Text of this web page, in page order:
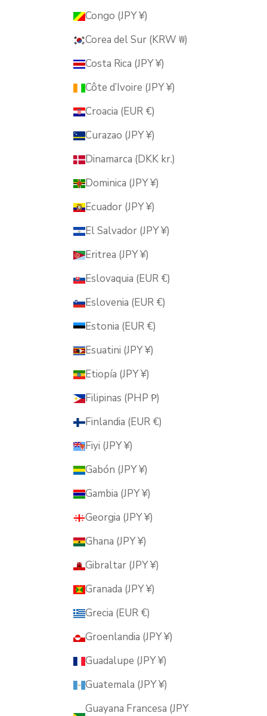
Congo (JPY ¥)
Corea del Sur (KRW ₩)
Costa Rica (JPY ¥)
Côte d’Ivoire (JPY ¥)
Croacia (EUR €)
Curazao (JPY ¥)
Dinamarca (DKK kr.)
Dominica (JPY ¥)
Ecuador (JPY ¥)
El Salvador (JPY ¥)
Eritrea (JPY ¥)
Eslovaquia (EUR €)
Eslovenia (EUR €)
Estonia (EUR €)
Esuatini (JPY ¥)
Etiopía (JPY ¥)
Filipinas (PHP ₱)
Finlandia (EUR €)
Fiyi (JPY ¥)
Gabón (JPY ¥)
Gambia (JPY ¥)
Georgia (JPY ¥)
Ghana (JPY ¥)
Gibraltar (JPY ¥)
Granada (JPY ¥)
Grecia (EUR €)
Groenlandia (JPY ¥)
Guadalupe (JPY ¥)
Guatemala (JPY ¥)
Guayana Francesa (JPY